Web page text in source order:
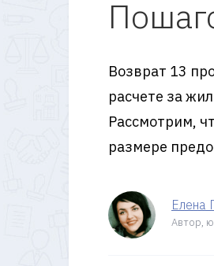
Возврат 13
расчете за
Рассмотрим,
размере
Елена
Автор,